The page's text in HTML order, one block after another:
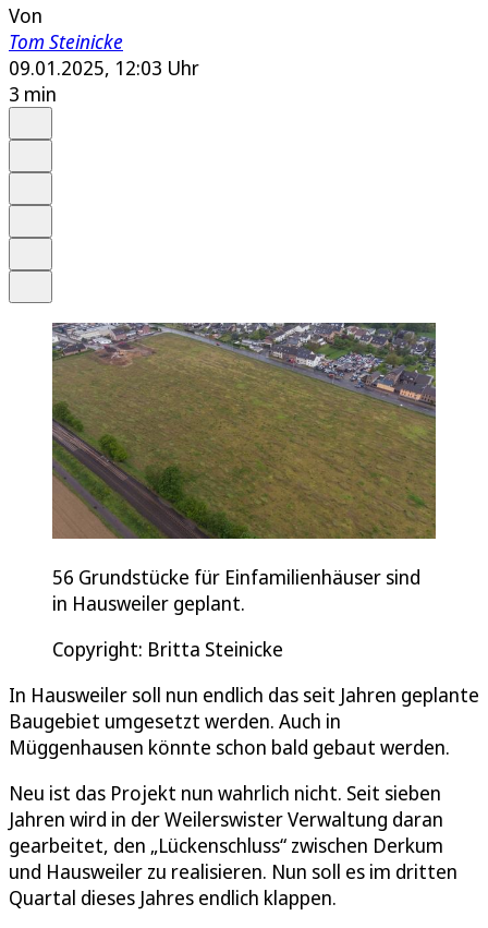
Von
Tom Steinicke
09.01.2025, 12:03 Uhr
3 min
56 Grundstücke für Einfamilienhäuser sind
in Hausweiler geplant.
Copyright: Britta Steinicke
In Hausweiler soll nun endlich das seit Jahren geplante
Baugebiet umgesetzt werden. Auch in
Müggenhausen könnte schon bald gebaut werden.
Neu ist das Projekt nun wahrlich nicht. Seit sieben
Jahren wird in der Weilerswister Verwaltung daran
gearbeitet, den „Lückenschluss“ zwischen Derkum
und Hausweiler zu realisieren. Nun soll es im dritten
Quartal dieses Jahres endlich klappen.